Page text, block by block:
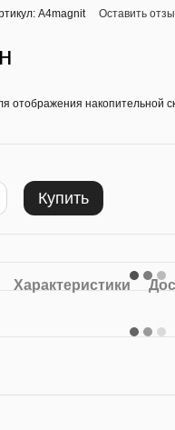
A4magnit Оставить
отображения накопительной
Купить
Характеристики